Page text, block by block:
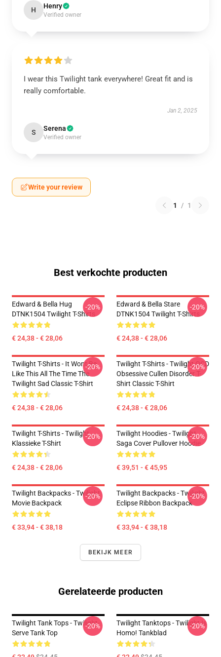
H Henry
Verified owner
I wear this Twilight tank everywhere! Great fit and is
really comfortable.
Jan 2, 2025
S Serena
Verified owner
Write your review
1 / 1
Best verkochte producten
Edward & Bella Hug
DTNK1504 Twilight T-Shirts
€ 24,38 - € 28,06
-20%
Edward & Bella Stare
DTNK1504 Twilight T-Shirts
€ 24,38 - € 28,06
-20%
Twilight T-Shirts - It Wont Be
Like This All The Time The
Twilight Sad Classic T-Shirt
€ 24,38 - € 28,06
-20%
Twilight T-Shirts - Twilight OCD
Obsessive Cullen Disorder T-
Shirt Classic T-Shirt
€ 24,38 - € 28,06
-20%
Twilight T-Shirts - Twilight
Klassieke T-Shirt
€ 24,38 - € 28,06
-20%
Twilight Hoodies - Twilight
Saga Cover Pullover Hoodie
€ 39,51 - € 45,95
-20%
Twilight Backpacks - Twilight
Movie Backpack
€ 33,94 - € 38,18
-20%
Twilight Backpacks - Twilight
Eclipse Ribbon Backpack
€ 33,94 - € 38,18
-20%
BEKIJK MEER
Gerelateerde producten
Twilight Tank Tops - Twilight-
Serve Tank Top
-20%
Twilight Tanktops - Twilight Is
Homo! Tankblad
-20%